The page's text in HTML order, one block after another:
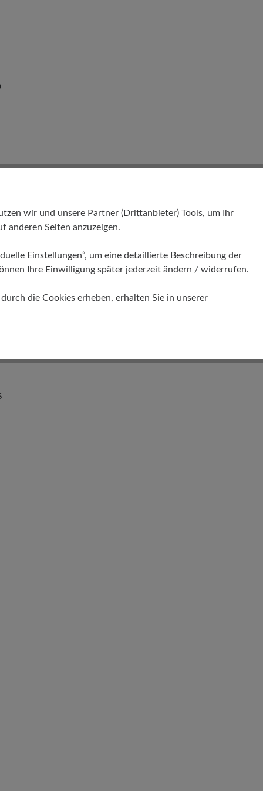
wir und unsere Partner (Drittanbieter) Tools, um Ihr
anderen Seiten anzuzeigen.
Einstellungen“, um eine detaillierte Beschreibung der
Ihre Einwilligung später jederzeit ändern / widerrufen.
die Cookies erheben, erhalten Sie in unserer